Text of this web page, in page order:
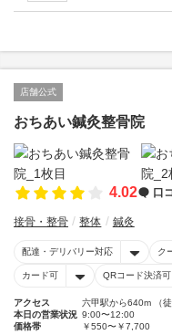
店舗公式
おちあい鍼灸整骨院
4.02 口
接骨・整骨 整体 鍼灸
配達・デリバリー対応 ク
カード可 QRコード決済可
アクセス
六甲駅から640m （徒
本日の営業状況 9:00〜12:00
価格帯
￥550〜￥7,700